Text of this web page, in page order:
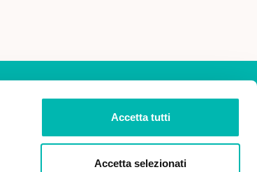
Accetta tutti
Accetta selezionati
ISCRIVITI